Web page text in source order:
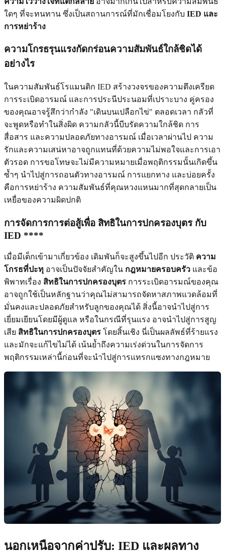
ใดๆ ที่จะทนทาน ซึ่งเป็นสถานการณ์ที่มักเชื่อมโยงกับ IED และ
การหย่าร้าง
ความโกรธรุนแรงกัดกร่อนความสัมพันธ์ใกล้ชิดได้
อย่างไร
ในความสัมพันธ์โรแมนติก IED สร้างวงจรของความตึงเครียด
การระเบิดอารมณ์ และการประนีประนอมที่เปราะบาง คู่ครอง
ของคุณอาจรู้สึกว่ากำลัง "เดินบนเปลือกไข่" ตลอดเวลา กลัวที่
จะพูดหรือทำในสิ่งผิด ความกลัวนี้บีบรัดความใกล้ชิด การ
สื่อสาร และความปลอดภัยทางอารมณ์ เมื่อเวลาผ่านไป ความ
รักและความเสน่หาอาจถูกแทนที่ด้วยความไม่พอใจและการเอา
ตัวรอด การขอโทษจะไม่มีความหมายเมื่อพฤติกรรมนั้นเกิดขึ้น
ซ้ำๆ นำไปสู่การถอนตัวทางอารมณ์ การแยกทาง และบ่อยครั้ง
คือการหย่าร้าง ความสัมพันธ์ที่คุณหวงแหนมากที่สุดกลายเป็น
เหยื่อของความผิดปกติ
การจัดการการต่อสู้เพื่อ สิทธิในการปกครองบุตร กับ
IED ****
เมื่อมีเด็กเข้ามาเกี่ยวข้อง เดิมพันก็จะสูงขึ้นไปอีก ประวัติ ความ
โกรธที่ปะทุ อาจเป็นปัจจัยสำคัญใน กฎหมายครอบครัว และข้อ
พิพาทเรื่อง สิทธิในการปกครองบุตร การระเบิดอารมณ์ของคุณ
อาจถูกใช้เป็นหลักฐานว่าคุณไม่สามารถจัดหาสภาพแวดล้อมที่
มั่นคงและปลอดภัยสำหรับลูกของคุณได้ สิ่งนี้อาจนำไปสู่การ
เยี่ยมเยียนโดยมีผู้ดูแล หรือในกรณีที่รุนแรง อาจนำไปสู่การสูญ
เสีย สิทธิในการปกครองบุตร โดยสิ้นเชิง นี่เป็นผลลัพธ์ที่ร้ายแรง
และมักจะแก้ไขไม่ได้ เน้นย้ำถึงความเร่งด่วนในการจัดการ
พฤติกรรมเหล่านี้ก่อนที่จะนำไปสู่การแทรกแซงทางกฎหมาย
นอกเหนือจากค่าปรับ: IED และผลทาง